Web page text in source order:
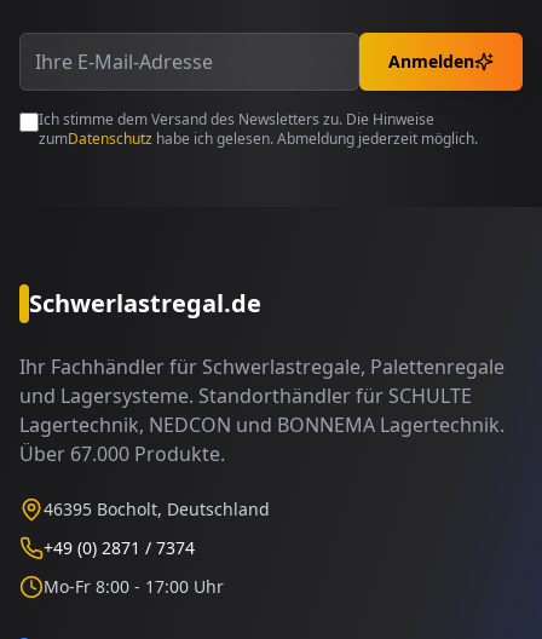
Anmelden
Ich stimme dem Versand des Newsletters zu. Die Hinweise
zumDatenschutz habe ich gelesen. Abmeldung jederzeit möglich.
Schwerlastregal.de
Ihr Fachhändler für Schwerlastregale, Palettenregale
und Lagersysteme. Standorthändler für SCHULTE
Lagertechnik, NEDCON und BONNEMA Lagertechnik.
Über 67.000 Produkte.
46395 Bocholt, Deutschland
+49 (0) 2871 / 7374
Mo-Fr 8:00 - 17:00 Uhr